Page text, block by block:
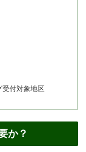
受付対象地区
か？